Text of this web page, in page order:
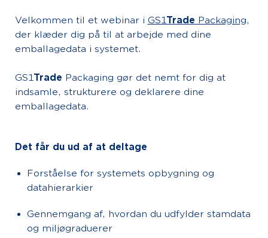
Velkommen til et webinar i GS1Trade Packaging,
der klæder dig på til at arbejde med dine
emballagedata i systemet.
GS1Trade Packaging gør det nemt for dig at
indsamle, strukturere og deklarere dine
emballagedata.
Det får du ud af at deltage
Forståelse for systemets opbygning og
datahierarkier
Gennemgang af, hvordan du udfylder stamdata
og miljøgraduerer